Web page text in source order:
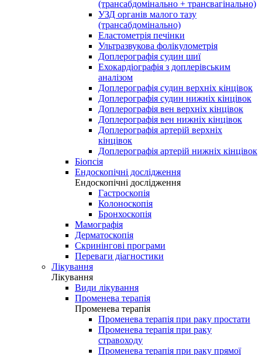
(трансабдомінально + трансвагінально)
УЗД органів малого тазу
(трансабдомінально)
Еластометрія печінки
Ультразвукова фолікулометрія
Доплерографія судин шиї
Ехокардіографія з доплерівським
аналізом
Доплерографія судин верхніх кінцівок
Доплерографія судин нижніх кінцівок
Доплерографія вен верхніх кінцівок
Доплерографія вен нижніх кінцівок
Доплерографія артерій верхніх
кінцівок
Доплерографія артерій нижніх кінцівок
Біопсія
Ендоскопічні дослідження
Ендоскопічні дослідження
Гастроскопія
Колоноскопія
Бронхоскопія
Мамографія
Дерматоскопія
Скринінгові програми
Переваги діагностики
Лікування
Лікування
Види лікування
Променева терапія
Променева терапія
Променева терапія при раку простати
Променева терапія при раку
стравоходу
Променева терапія при раку прямої